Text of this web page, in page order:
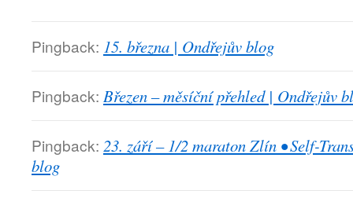
Pingback: 15. března | Ondřejův blog
Pingback: Březen – měsíční přehled | Ondřejův
Pingback: 23. září – 1/2 maraton Zlín • Self-
blog